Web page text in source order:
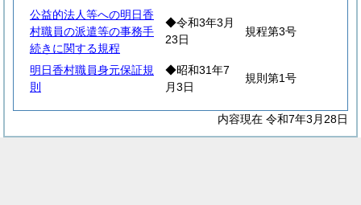
公益的法人等への明日香
村職員の派遣等の事務手
続きに関する規程
◆令和3年3月
23日
規程第3号
明日香村職員身元保証規
則
◆昭和31年7
月3日
規則第1号
内容現在 令和7年3月28日